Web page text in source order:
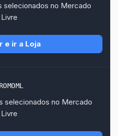
selecionados no Mercado
Livre
e ir a Loja
selecionados no Mercado
Livre